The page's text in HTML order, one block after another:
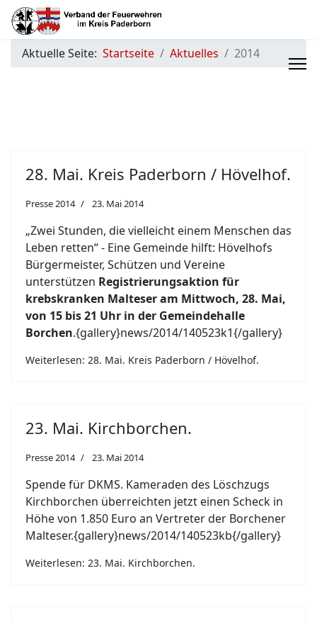
Aktuelle Seite: Startseite Aktuelles 2014
28. Mai. Kreis Paderborn / Hövelhof.
Presse 2014 23. Mai 2014
„Zwei Stunden, die vielleicht einem Menschen das
Leben retten“ - Eine Gemeinde hilft: Hövelhofs
Bürgermeister, Schützen und Vereine
unterstützen Registrierungsaktion für
krebskranken Malteser am Mittwoch, 28. Mai,
von 15 bis 21 Uhr in der Gemeindehalle
Borchen.{gallery}news/2014/140523k1{/gallery}
Weiterlesen: 28. Mai. Kreis Paderborn / Hövelhof.
23. Mai. Kirchborchen.
Presse 2014 23. Mai 2014
Spende für DKMS. Kameraden des Löschzugs
Kirchborchen überreichten jetzt einen Scheck in
Höhe von 1.850 Euro an Vertreter der Borchener
Malteser.{gallery}news/2014/140523kb{/gallery}
Weiterlesen: 23. Mai. Kirchborchen.